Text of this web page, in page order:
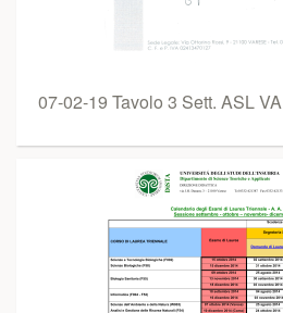
07-02-19 Tavolo 3 Sett. ASL VA